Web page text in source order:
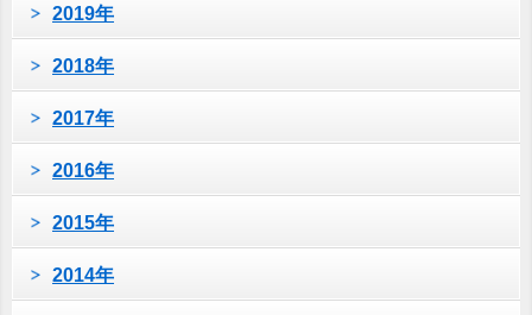
2019年
2018年
2017年
2016年
2015年
2014年